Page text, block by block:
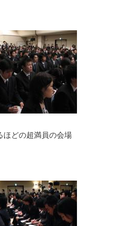
ほどの超満員の会場